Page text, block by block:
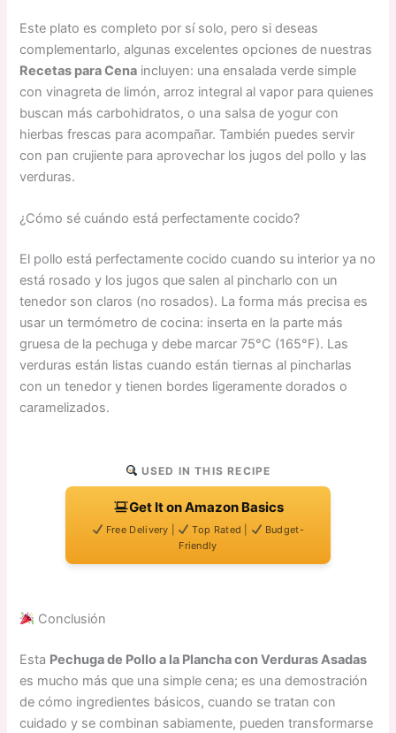
Este plato es completo por sí solo, pero si deseas
complementarlo, algunas excelentes opciones de nuestras
Recetas para Cena incluyen: una ensalada verde simple
con vinagreta de limón, arroz integral al vapor para quienes
buscan más carbohidratos, o una salsa de yogur con
hierbas frescas para acompañar. También puedes servir
con pan crujiente para aprovechar los jugos del pollo y las
verduras.
¿Cómo sé cuándo está perfectamente cocido?
El pollo está perfectamente cocido cuando su interior ya no
está rosado y los jugos que salen al pincharlo con un
tenedor son claros (no rosados). La forma más precisa es
usar un termómetro de cocina: inserta en la parte más
gruesa de la pechuga y debe marcar 75°C (165°F). Las
verduras están listas cuando están tiernas al pincharlas
con un tenedor y tienen bordes ligeramente dorados o
caramelizados.
USED IN THIS RECIPE
Get It on Amazon Basics
Free Delivery | Top Rated |
Budget-
Friendly
Conclusión
Esta Pechuga de Pollo a la Plancha con Verduras Asadas
es mucho más que una simple cena; es una demostración
de cómo ingredientes básicos, cuando se tratan con
cuidado y se combinan sabiamente, pueden transformarse